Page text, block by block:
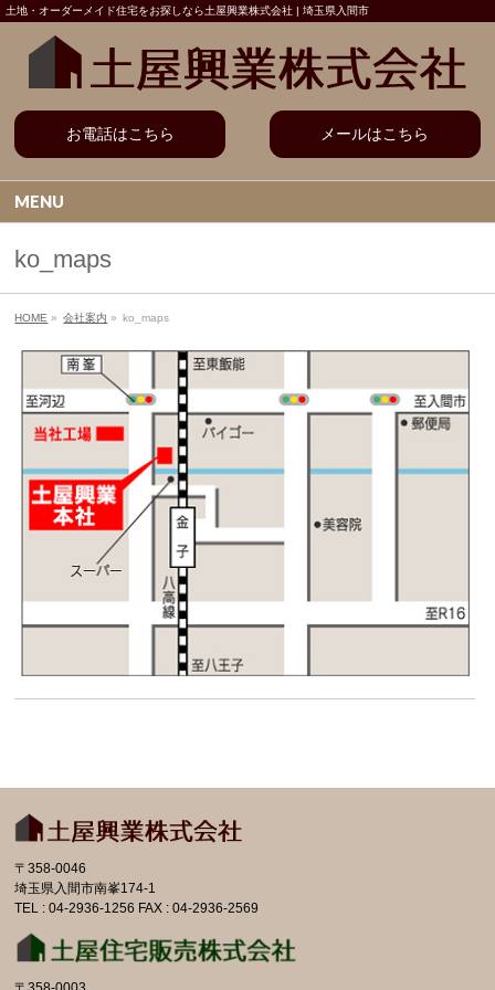
土地・オーダーメイド住宅をお探しなら土屋興業株式会社 | 埼玉県入間市
お電話はこちら メールはこちら
MENU
ko_maps
HOME » 会社案内 » ko_maps
〒358-0046
埼玉県入間市南峯174-1
TEL : 04-2936-1256 FAX : 04-2936-2569